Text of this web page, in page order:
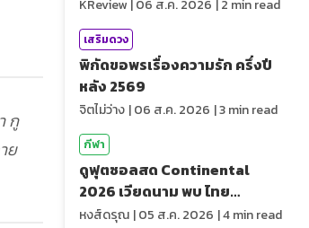
กู
ย
KReview |06 ส.ค. 2026 |2 min read
เสริมดวง
พิกัดขอพรเรื่องความรัก ครึ่งปี
หลัง 2569
จิตไม่ว่าง |06 ส.ค. 2026 |3min read
กีฬา
ดูฟุตซอลสด Continental
2026 เวียดนาม พบ ไทย
ถ่ายทอดสดกีฬา
หงส์ดรุณ |05 ส.ค. 2026 |4min read